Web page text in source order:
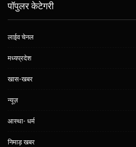
पॉपुलर केटेगरी
लाईव चेनल
मध्यप्रदेश
खास-खबर
न्यूज़
आस्था- धर्म
निमाड़ खबर